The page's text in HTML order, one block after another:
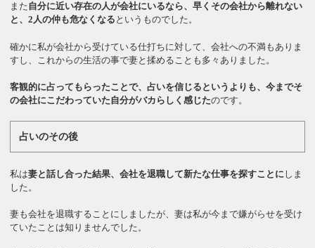
また自分に近い存在の人が会社にいるなら、早くその会社から離れない
と、2人の仲も危なくなる というものでした。
確かに私が会社から受けている仕打ちに対して、会社への不満もありま
すし、これからの生活の事で妻と揉めることも多々ありました。
客観的に占ってもらったことで、占いを信じるというよりも、今までそ
の会社にこだわっていた自分がバカらしく感じたのです。
占いのその後
私は妻と話し合った結果、会社を退職して新たな仕事を探すことに しま
した。
妻も会社を退職することにしましたが、妻は私が今まで嫌がらせを受け
ていたことは知りませんでした。